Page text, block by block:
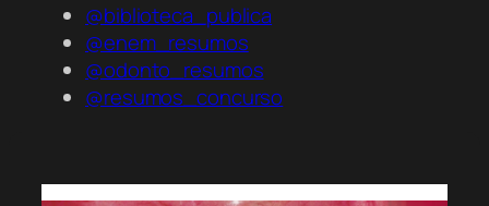
@biblioteca_publica
@enem_resumos
@odonto_resumos
@resumos_concurso